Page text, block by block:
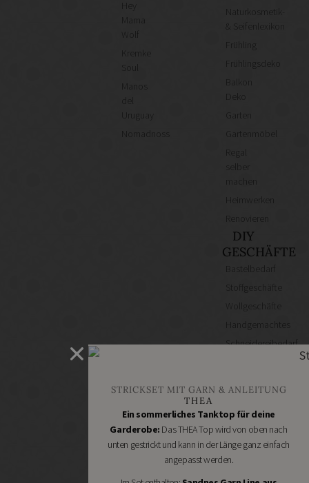
Mama
Wolf
Kremke
Manos
Uruguay
Nomadnoss
Naturkosmetik-
& Seifenlexikon
Frühling
Frühlingsdeko
Deko
Garten
Gartenmöbel
Regal
Heimwerken
DIY
GESCHÄFTE
Bastelbedarf
Stoffgeschäfte
Wollgeschäfte
Handgemachtes
Schneidereibedarf
Handarbeitszubehör
Online
Shops
Schmuckzubehör
Nähmaschinen
STRICKSET MIT GARN & ANLEITUNG
THEA
Ein sommerliches Tanktop für deine
Garderobe: Das THEA Top wird von oben nach
unten gestrickt und kann in der Länge ganz einfach
angepasst werden.